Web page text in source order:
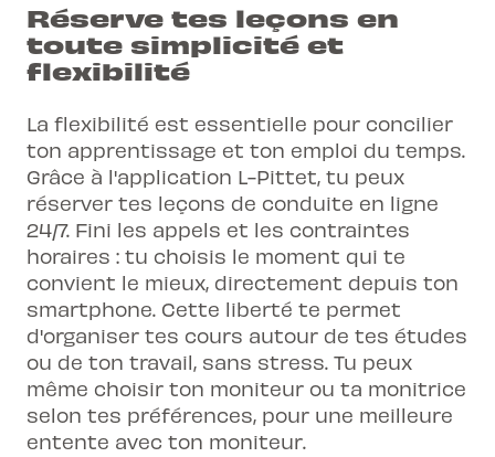
Réserve tes leçons en
toute simplicité et
flexibilité
La flexibilité est essentielle pour concilier
ton apprentissage et ton emploi du temps.
Grâce à l'application L-Pittet, tu peux
réserver tes leçons de conduite en ligne
24/7. Fini les appels et les contraintes
horaires : tu choisis le moment qui te
convient le mieux, directement depuis ton
smartphone. Cette liberté te permet
d'organiser tes cours autour de tes études
ou de ton travail, sans stress. Tu peux
même choisir ton moniteur ou ta monitrice
selon tes préférences, pour une meilleure
entente avec ton moniteur.